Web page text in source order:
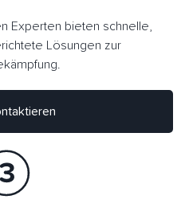
Experten bieten schnelle,
Lösungen zur